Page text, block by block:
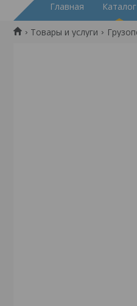
Главная Каталог
Товары и услуги